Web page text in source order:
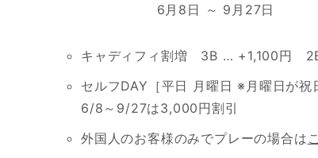
6月8日 ～ 9月27日
キャディフィ割増 3B … +1,100円
セルフDAY［平日 月曜日 ※月曜日が祝
6/8～9/27は3,000円割引
外国人のお客様のみでプレーの場合は